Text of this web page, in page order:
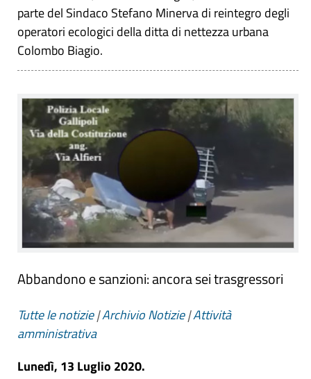
parte del Sindaco Stefano Minerva di reintegro degli
operatori ecologici della ditta di nettezza urbana
Colombo Biagio.
Abbandono e sanzioni: ancora sei trasgressori
Tutte le notizie|Archivio Notizie|Attività
amministrativa
Lunedì, 13 Luglio 2020.